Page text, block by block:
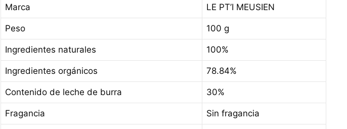
Marca LE PT’I MEUSIEN
Peso 100 g
Ingredientes naturales 100%
Ingredientes orgánicos 78.84%
Contenido de leche de burra 30%
Fragancia Sin fragancia